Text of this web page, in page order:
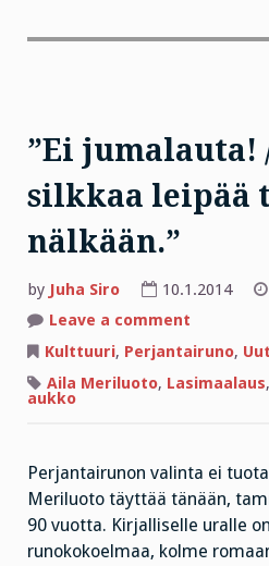
”Ei jumalauta!
silkkaa leipää
nälkään.”
by Juha Siro 10.1.2014
Leave a comment
Antakaa
Kulttuuri, Perjantairuno,
Aila Meriluoto, Lasimaalaus,
aukko
Perjantairunon valinta ei
Meriluoto täyttää tänään,
90 vuotta. Kirjalliselle uralle
runokokoelmaa, kolme